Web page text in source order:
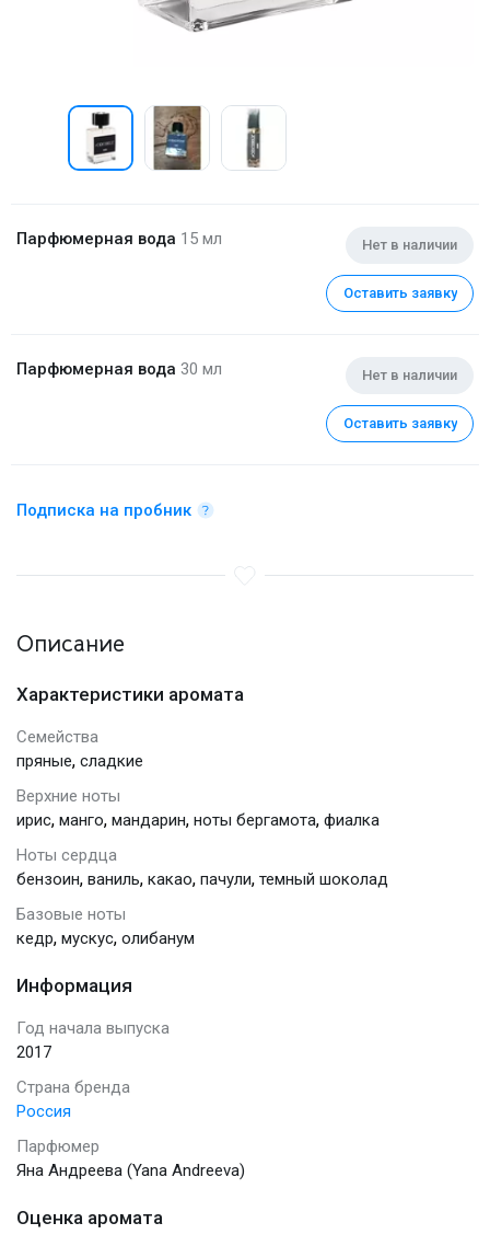
Парфюмерная вода 15 мл Нет в наличии
Оставить заявку
Парфюмерная вода 30 мл Нет в наличии
Оставить заявку
Подписка на пробник
Описание
Характеристики аромата
Семейства
пряные, сладкие
Верхние ноты
ирис, манго, мандарин, ноты бергамота, фиалка
Ноты сердца
бензоин, ваниль, какао, пачули, темный шоколад
Базовые ноты
кедр, мускус, олибанум
Информация
Год начала выпуска
2017
Страна бренда
Россия
Парфюмер
Яна Андреева (Yana Andreeva)
Оценка аромата